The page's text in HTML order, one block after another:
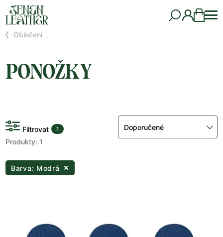
Oblečení
PONOŽKY
Filtrovat 1
Produkty: 1
Doporučené
Barva: Modrá